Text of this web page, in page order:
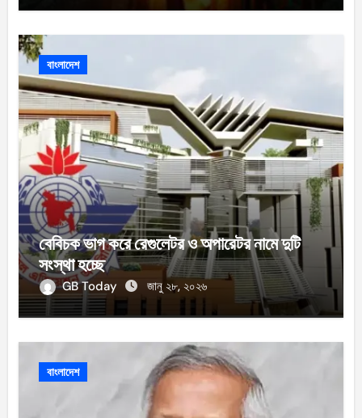
বাংলাদেশ
বেবিচক ভাগ করে রেগুলেটর ও অপারেটর নামে দুটি
সংস্থা হচ্ছে
GB Today জানু ২৮, ২০২৬
বাংলাদেশ